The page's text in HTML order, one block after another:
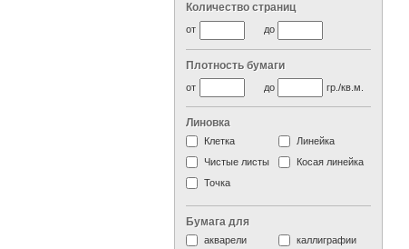
Количество страниц
до
от
Плотность бумаги
до
от гр./кв.м.
Линовка
Клетка
Линейка
Чистые листы
Косая линейка
Точка
Бумага для
акварели
каллиграфии